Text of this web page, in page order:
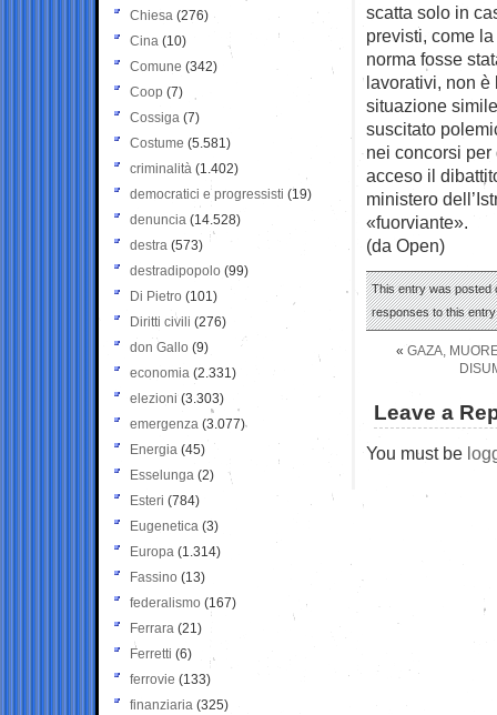
scatta solo in
previsti, come
norma fosse
lavorativi, non è
situazione
suscitato
nei concorsi
acceso il
ministero
«fuorviante».
(da Open)
This entry was posted
responses to this
« GAZA,
Leave a
You must be
Chiesa (276)
Cina (10)
Comune (342)
Coop (7)
Cossiga (7)
Costume (5.581)
criminalità (1.402)
democratici e progressisti (19)
denuncia (14.528)
destra (573)
destradipopolo (99)
Di Pietro (101)
Diritti civili (276)
don Gallo (9)
economia (2.331)
elezioni (3.303)
emergenza (3.077)
Energia (45)
Esselunga (2)
Esteri (784)
Eugenetica (3)
Europa (1.314)
Fassino (13)
federalismo (167)
Ferrara (21)
Ferretti (6)
ferrovie (133)
finanziaria (325)